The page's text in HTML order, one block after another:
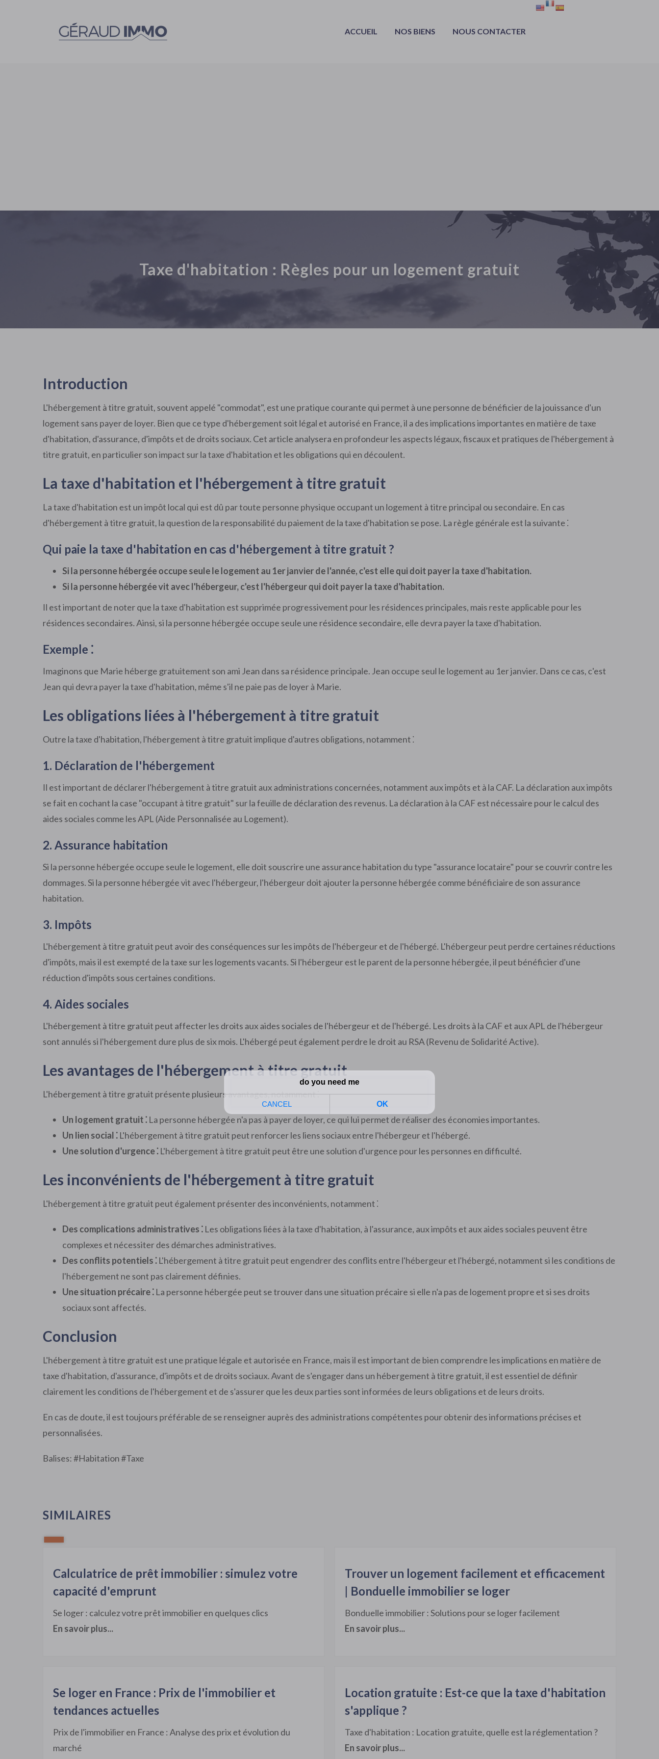
ACCUEIL NOS BIENS NOUS CONTACTER
Taxe d'habitation : Règles pour un logement gratuit
Introduction
L'hébergement à titre gratuit, souvent appelé "commodat", est une pratique courante qui permet à une personne de bénéficier de la jouissance d'un
logement sans payer de loyer. Bien que ce type d'hébergement soit légal et autorisé en France, il a des implications importantes en matière de taxe
d'habitation, d'assurance, d'impôts et de droits sociaux. Cet article analysera en profondeur les aspects légaux, fiscaux et pratiques de l'hébergement à
titre gratuit, en particulier son impact sur la taxe d'habitation et les obligations qui en découlent.
La taxe d'habitation et l'hébergement à titre gratuit
La taxe d'habitation est un impôt local qui est dû par toute personne physique occupant un logement à titre principal ou secondaire. En cas
d'hébergement à titre gratuit, la question de la responsabilité du paiement de la taxe d'habitation se pose. La règle générale est la suivante ⁚
Qui paie la taxe d'habitation en cas d'hébergement à titre gratuit ?
Si la personne hébergée occupe seule le logement au 1er janvier de l'année, c'est elle qui doit payer la taxe d'habitation.
Si la personne hébergée vit avec l'hébergeur, c'est l'hébergeur qui doit payer la taxe d'habitation.
Il est important de noter que la taxe d'habitation est supprimée progressivement pour les résidences principales, mais reste applicable pour les
résidences secondaires. Ainsi, si la personne hébergée occupe seule une résidence secondaire, elle devra payer la taxe d'habitation.
Exemple ⁚
Imaginons que Marie héberge gratuitement son ami Jean dans sa résidence principale. Jean occupe seul le logement au 1er janvier. Dans ce cas, c'est
Jean qui devra payer la taxe d'habitation, même s'il ne paie pas de loyer à Marie.
Les obligations liées à l'hébergement à titre gratuit
Outre la taxe d'habitation, l'hébergement à titre gratuit implique d'autres obligations, notamment ⁚
1. Déclaration de l'hébergement
Il est important de déclarer l'hébergement à titre gratuit aux administrations concernées, notamment aux impôts et à la CAF. La déclaration aux impôts
se fait en cochant la case "occupant à titre gratuit" sur la feuille de déclaration des revenus. La déclaration à la CAF est nécessaire pour le calcul des
aides sociales comme les APL (Aide Personnalisée au Logement).
2. Assurance habitation
Si la personne hébergée occupe seule le logement, elle doit souscrire une assurance habitation du type "assurance locataire" pour se couvrir contre les
dommages. Si la personne hébergée vit avec l'hébergeur, l'hébergeur doit ajouter la personne hébergée comme bénéficiaire de son assurance
habitation.
3. Impôts
L'hébergement à titre gratuit peut avoir des conséquences sur les impôts de l'hébergeur et de l'hébergé. L'hébergeur peut perdre certaines réductions
d'impôts, mais il est exempté de la taxe sur les logements vacants. Si l'hébergeur est le parent de la personne hébergée, il peut bénéficier d'une
réduction d'impôts sous certaines conditions.
4. Aides sociales
L'hébergement à titre gratuit peut affecter les droits aux aides sociales de l'hébergeur et de l'hébergé. Les droits à la CAF et aux APL de l'hébergeur
sont annulés si l'hébergement dure plus de six mois. L'hébergé peut également perdre le droit au RSA (Revenu de Solidarité Active).
Les avantages de l'hébergement à titre gratuit
L'hébergement à titre gratuit présente plusieurs avantages, notamment ⁚
Un logement gratuit ⁚ La personne hébergée n'a pas à payer de loyer, ce qui lui permet de réaliser des économies importantes.
Un lien social ⁚ L'hébergement à titre gratuit peut renforcer les liens sociaux entre l'hébergeur et l'hébergé.
Une solution d'urgence ⁚ L'hébergement à titre gratuit peut être une solution d'urgence pour les personnes en difficulté.
Les inconvénients de l'hébergement à titre gratuit
L'hébergement à titre gratuit peut également présenter des inconvénients, notamment ⁚
Des complications administratives ⁚ Les obligations liées à la taxe d'habitation, à l'assurance, aux impôts et aux aides sociales peuvent être
complexes et nécessiter des démarches administratives.
Des conflits potentiels ⁚ L'hébergement à titre gratuit peut engendrer des conflits entre l'hébergeur et l'hébergé, notamment si les conditions de
l'hébergement ne sont pas clairement définies.
Une situation précaire ⁚ La personne hébergée peut se trouver dans une situation précaire si elle n'a pas de logement propre et si ses droits
sociaux sont affectés.
Conclusion
L'hébergement à titre gratuit est une pratique légale et autorisée en France, mais il est important de bien comprendre les implications en matière de
taxe d'habitation, d'assurance, d'impôts et de droits sociaux. Avant de s'engager dans un hébergement à titre gratuit, il est essentiel de définir
clairement les conditions de l'hébergement et de s'assurer que les deux parties sont informées de leurs obligations et de leurs droits.
En cas de doute, il est toujours préférable de se renseigner auprès des administrations compétentes pour obtenir des informations précises et
personnalisées.
Balises: #Habitation#Taxe
SIMILAIRES
Calculatrice de prêt immobilier : simulez votre
capacité d'emprunt
Se loger : calculez votre prêt immobilier en quelques clics
En savoir plus...
Trouver un logement facilement et efficacement
| Bonduelle immobilier se loger
Bonduelle immobilier : Solutions pour se loger facilement
En savoir plus...
Se loger en France : Prix de l'immobilier et
tendances actuelles
Prix de l'immobilier en France : Analyse des prix et évolution du
marché
Location gratuite : Est-ce que la taxe d'habitation
s'applique ?
Taxe d'habitation : Location gratuite, quelle est la réglementation ?
En savoir plus...